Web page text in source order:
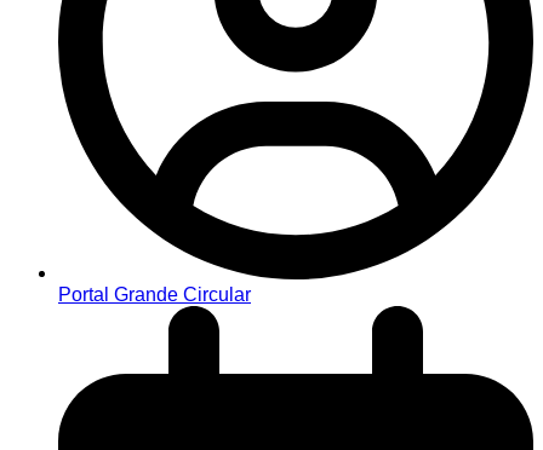
Portal Grande Circular